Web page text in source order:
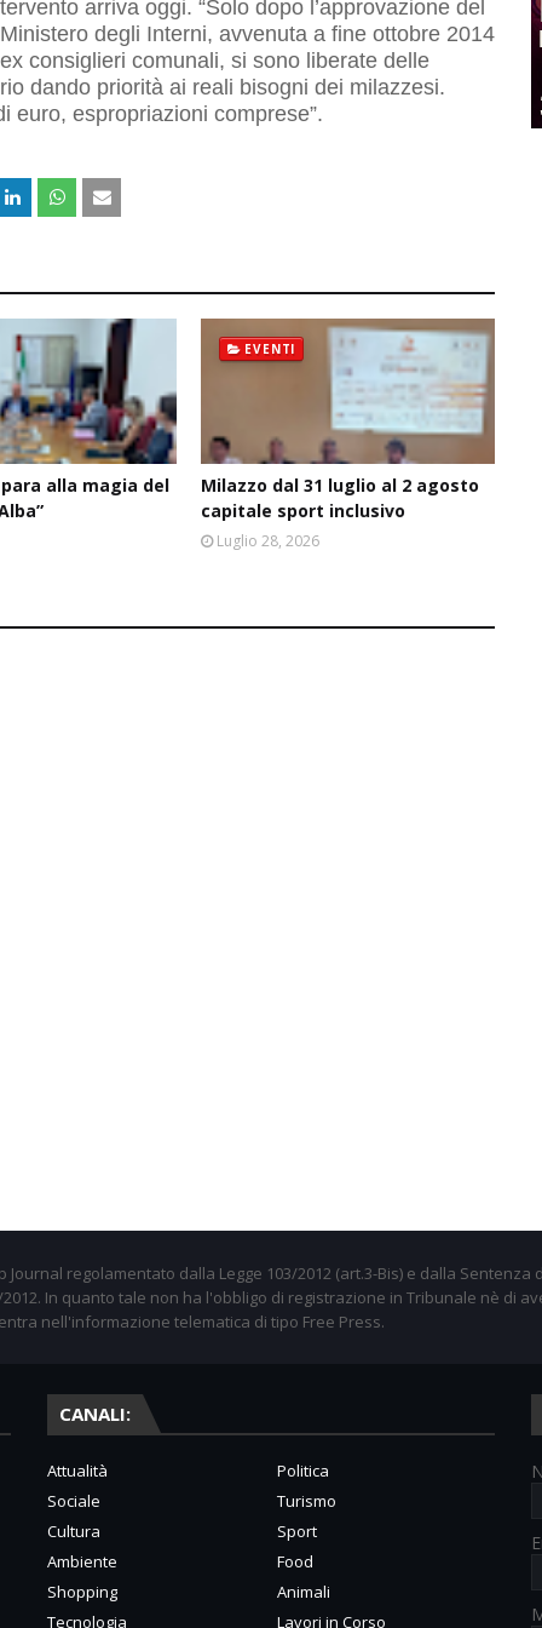
arriva oggi. “Solo dopo l’approvazione del
degli Interni, avvenuta a fine ottobre 2014
consiglieri comunali, si sono liberate delle
dando priorità ai reali bisogni dei milazzesi.
euro, espropriazioni comprese”.
alla magia del
EVENTI
Milazzo dal 31 luglio al 2 agosto
capitale sport inclusivo
Luglio 28, 2026
Journal regolamentato dalla Legge 103/2012 (art.3-Bis) e dalla Sentenza
In quanto tale non ha l'obbligo di registrazione in Tribunale nè di
nell'informazione telematica di tipo Free Press.
CANALI:
Attualità
Politica
Sociale
Turismo
Cultura
Sport
Ambiente
Food
Shopping
Animali
Tecnologia
Lavori in Corso